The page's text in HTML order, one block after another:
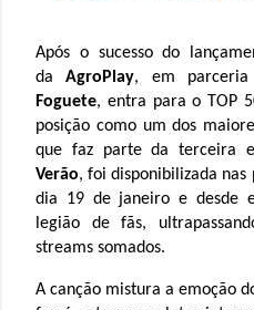
Após o sucesso do
daAgroPlay, em
Foguete, entra para o TOP
posição como um dos
que faz parte da terceira
Verão, foi disponibilizada
dia 19 de janeiro e desde
legião de fãs,
streams somados.
A canção mistura a emoção